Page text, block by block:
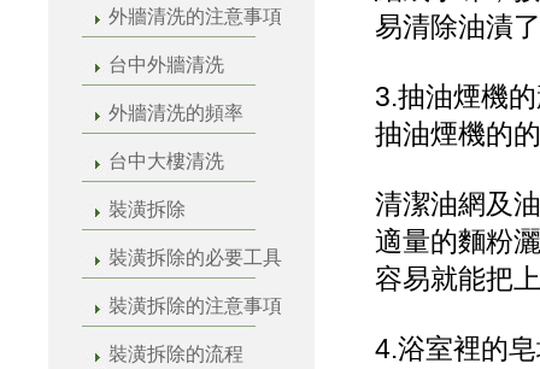
外牆清洗的注意事項
台中外牆清洗
外牆清洗的頻率
台中大樓清洗
裝潢拆除
裝潢拆除的必要工具
裝潢拆除的注意事項
裝潢拆除的流程
易清除油漬
3.抽油煙機
抽油煙機的
清潔油網及
適量的麵粉
容易就能把
4.浴室裡的